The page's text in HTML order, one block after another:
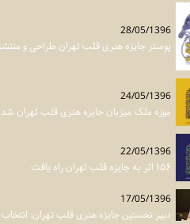
28/05/1396
پوستر جایزه هنری قلب تهران طراحی و
24/05/1396
موزه ملک میزبان جایزه هنری قلب تهران شد
22/05/1396
۱۵۶ اثر به جایزه قلب تهران راه یافت
17/05/1396
دبیر نخستین جایزه هنری قلب تهران: انتخاب